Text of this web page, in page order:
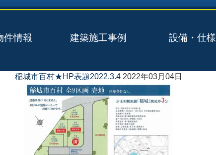
件情報 建築施工事例 設備・仕様
稲城市百村★HP表題2022.3.42022年03月04日